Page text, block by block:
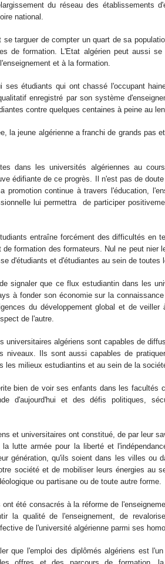
du réseau des établissements
national.
se targuer de compter un quart de sa
de formation. L'Etat algérien peut aussi se
et à la formation.
ses étudiants qui ont chassé l'occupant
enregistré par son système
contre quelques centaines à peine au
la jeune algérienne a franchi de grands pas
dans les universités algériennes au
édifiante de ce progrès. Il n'est pas de
promotion continue à travers l'éducation,
lui permettra de participer
entraîne forcément des difficultés en
de formation des formateurs. Nul ne peut nier
d'étudiants et d'étudiantes au sein de toutes
signaler que ce flux estudiantin dans les
à fonder son économie sur la
du développement global et de veiller
de l'autre.
universitaires algériens sont capables de
niveaux. Ils sont aussi capables de
les milieux estudiantins et au sein de la
bien de voir ses enfants dans les facultés
d'aujourd'hui et des défis politiques,
et universitaires ont constitué, de par leur
lutte armée pour la liberté et
génération, qu'ils soient dans les villes ou
société et de mobiliser leurs énergies au
ou partisane ou de toute autre forme.
été consacrés à la réforme de
la qualité de l'enseignement, de
de l'université algérienne parmi ses
que l'emploi des diplômés algériens est